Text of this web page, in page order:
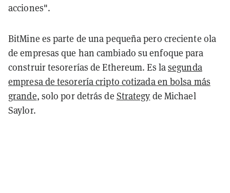
acciones".
BitMine es parte de una pequeña pero creciente ola
de empresas que han cambiado su enfoque para
construir tesorerías de Ethereum. Es lasegunda
empresa de tesorería cripto cotizada en bolsa más
grande, solo por detrás de Strategy de Michael
Saylor.